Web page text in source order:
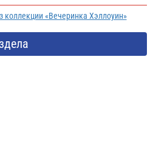
коллекции «Вечеринка Хэллоуин»